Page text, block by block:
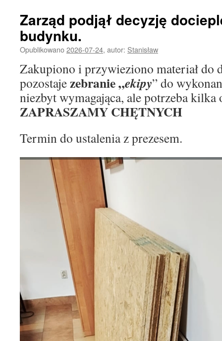
Zarząd podjął decyzję
budynku.
Opublikowano2026-07-24, autor: Stanisław
Zakupiono i przywieziono materiał do
pozostajezebranie „ekipy” do
niezbyt wymagająca, ale potrzeba kilka
ZAPRASZAMY CHĘTNYCH
Termin do ustalenia z prezesem.